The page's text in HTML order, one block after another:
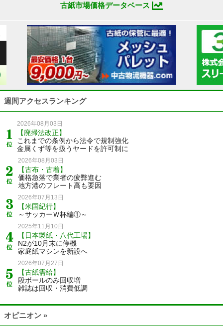
古紙市場価格データベース
週間アクセスランキング
2026年08月03日
【廃掃法改正】
これまでの条例から法令で規制強化
金属くず等を扱うヤードを許可制に
2026年08月03日
【古布・古着】
価格急落で業者の疲弊進む
地方港のフレート高も要因
2026年07月13日
【米国紀行】
～サッカーＷ杯編①～
2025年11月10日
【日本製紙・八代工場】
N2が10月末に停機
家庭紙マシンを新設へ
2026年07月27日
【古紙需給】
段ボールのみ回収増
雑誌は回収・消費低調
オピニオン »